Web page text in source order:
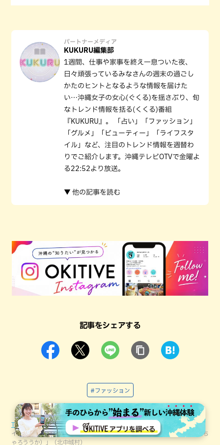
パートナーメディア
KUKURU編集部
1週間、仕事や家事を終え一息ついた夜、
日々頑張っているみなさんの週末の過ごし
かたのヒントとなるような情報を届けた
い…沖縄女子の女心(ぐくる)を揺さぶり、旬
なトレンド情報を括る(くくる)番組
『KUKURU』。 「占い」「ファッション」
「グルメ」「ビューティー」「ライフスタ
イル」など、注目のトレンド情報を週替わ
りでご紹介します。沖縄テレビOTVで金曜よ
る22:52より放送。
▼ 他の記事を読む
記事をシェアする
#ファッション
TOP エンタメ
【シノワズリコーデ】ワンランク上のコーデを人気スタ
イリスト知念美加子がアドバイス!「Waters（ウォーターズ）／茶樓雨香（ち
ゃろううか）」（北中城村）